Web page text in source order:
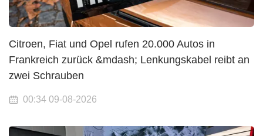
Citroen, Fiat und Opel rufen 20.000 Autos in
Frankreich zurück &mdash; Lenkungskabel reibt an
zwei Schrauben
00:34 09-08-2026